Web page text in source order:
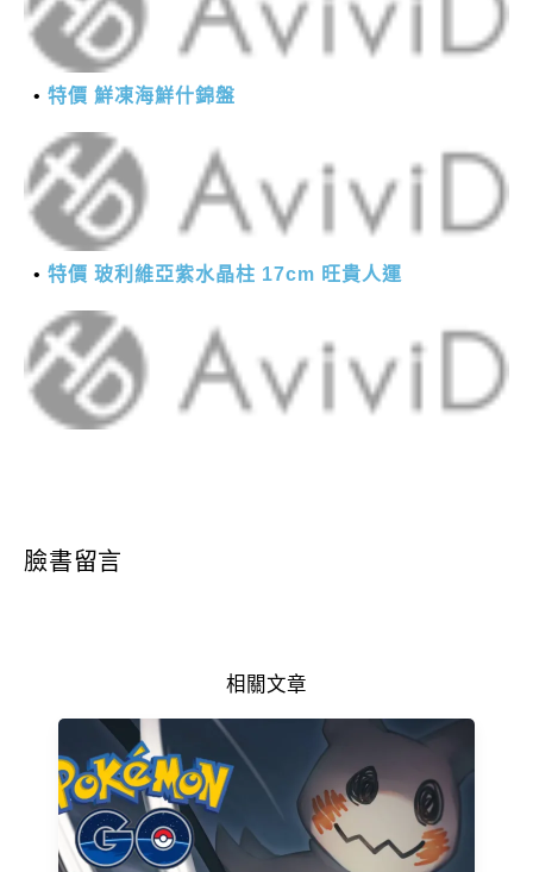
特價 鮮凍海鮮什錦盤
特價 玻利維亞紫水晶柱 17cm 旺貴人運
臉書留言
相關文章